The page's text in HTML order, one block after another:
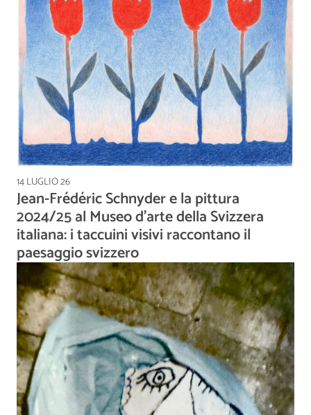
14 LUGLIO 26
Jean-Frédéric Schnyder e la pittura
2024/25 al Museo d'arte della Svizzera
italiana: i taccuini visivi raccontano il
paesaggio svizzero